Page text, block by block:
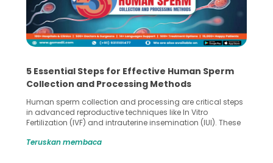
5 Essential Steps for Effective Human Sperm
Collection and Processing Methods
Human sperm collection and processing are critical steps
in advanced reproductive techniques like In Vitro
Fertilization (IVF) and intrauterine insemination (IUI). These
challenges and help couples achieve their dream of
Teruskan membaca